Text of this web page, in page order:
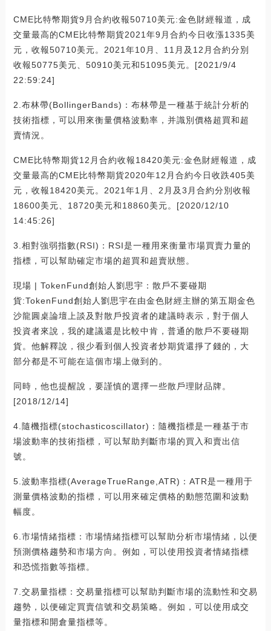
CME比特幣期貨9月合約收報50710美元:金色財經報道，成
交量最高的CME比特幣期貨2021年9月合約今日收漲1335美
元，收報50710美元。2021年10月、11月及12月合約分別
收報50775美元、50910美元和51095美元。[2021/9/4
22:59:24]
2.布林帶(BollingerBands)：布林帶是一種基于統計分析的
技術指標，可以用來衡量價格波動率，并識別價格超買和超
賣情況。
CME比特幣期貨12月合約收報18420美元:金色財經報道，成
交量最高的CME比特幣期貨2020年12月合約今日收跌405美
元，收報18420美元。2021年1月、2月及3月合約分別收報
18600美元、18720美元和18860美元。[2020/12/10
14:45:26]
3.相對強弱指數(RSI)：RSI是一種用來衡量市場買賣力量的
指標，可以幫助確定市場的超買和超賣狀態。
現場 | TokenFund創始人劉思宇：散戶不要碰期
貨:TokenFund創始人劉思宇在由金色財經主辦的第五期金色
沙龍圓桌論壇上談及對散戶投資者的建議時表示，對于個人
投資者來說，我的建議還是比較中肯，普通的散戶不要碰期
貨。他解釋說，很少看到個人投資者炒期貨還掙了錢的，大
部分都是不可能在這個市場上做到的。
同時，他也提醒說，要謹慎的選擇一些散戶理財品牌。
[2018/12/14]
4.隨機指標(stochasticoscillator)：隨機指標是一種基于市
場波動率的技術指標，可以幫助判斷市場的買入和賣出信
號。
5.波動率指標(AverageTrueRange,ATR)：ATR是一種用于
測量價格波動的指標，可以用來確定價格的動態范圍和波動
幅度。
6.市場情緒指標：市場情緒指標可以幫助分析市場情緒，以便
預測價格趨勢和市場方向。例如，可以使用投資者情緒指標
和恐慌指數等指標。
7.交易量指標：交易量指標可以幫助判斷市場的流動性和交易
趨勢，以便確定買賣信號和交易策略。例如，可以使用成交
量指標和開倉量指標等。